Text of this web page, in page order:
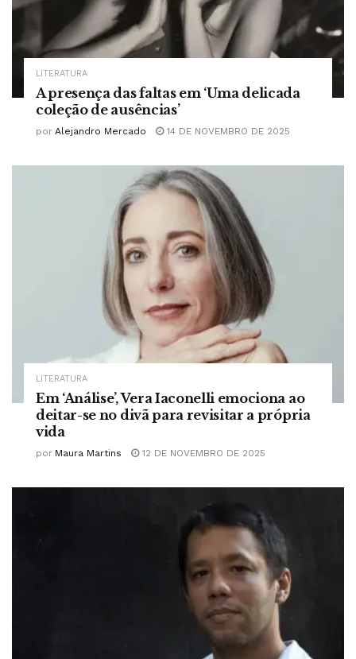
LITERATURA
A presença das faltas em ‘Uma delicada
coleção de ausências’
por Alejandro Mercado 14 DE NOVEMBRO DE 2025
LITERATURA
Em ‘Análise’, Vera Iaconelli emociona ao
deitar-se no divã para revisitar a própria
vida
por Maura Martins 12 DE NOVEMBRO DE 2025